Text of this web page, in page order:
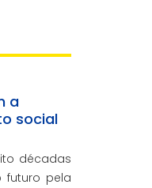
a
social
décadas
futuro pela